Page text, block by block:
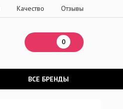
Качество Отзывы
0
ВСЕ БРЕНДЫ